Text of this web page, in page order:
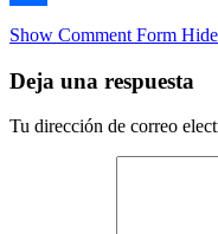
Compartir
Show Comment Form
Deja una respuesta
Tu dirección de correo